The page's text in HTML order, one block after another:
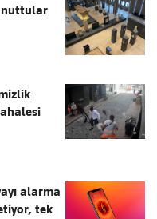
alarma
tek